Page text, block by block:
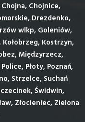
Chojnice,
Drezdenko,
wlkp, Goleniów,
Kołobrzeg, Kostrzyn,
Międzyrzecz,
Płoty, Poznań,
Strzelce, Suchań
Świdwin,
Złocieniec, Zielona